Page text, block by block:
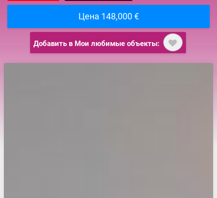
Цена 148,000 €
Добавить в Мои любимые объекты: